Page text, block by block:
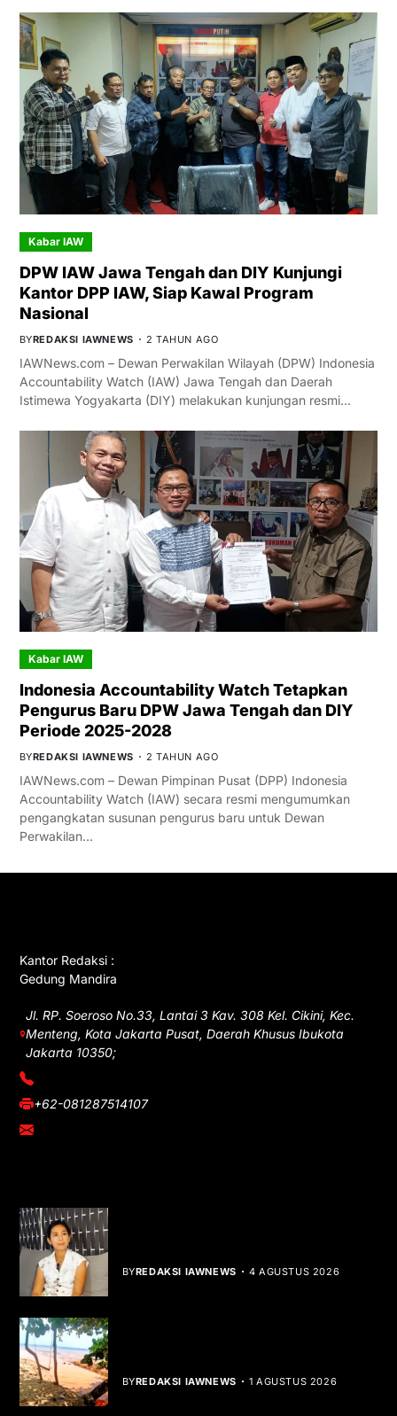
Kabar IAW
DPW IAW Jawa Tengah dan DIY Kunjungi
Kantor DPP IAW, Siap Kawal Program
Nasional
BYREDAKSI IAWNEWS 2 TAHUN AGO
IAWNews.com – Dewan Perwakilan Wilayah (DPW) Indonesia
Accountability Watch (IAW) Jawa Tengah dan Daerah
Istimewa Yogyakarta (DIY) melakukan kunjungan resmi…
Kabar IAW
Indonesia Accountability Watch Tetapkan
Pengurus Baru DPW Jawa Tengah dan DIY
Periode 2025-2028
BYREDAKSI IAWNEWS 2 TAHUN AGO
IAWNews.com – Dewan Pimpinan Pusat (DPP) Indonesia
Accountability Watch (IAW) secara resmi mengumumkan
pengangkatan susunan pengurus baru untuk Dewan
Perwakilan…
Kantor Redaksi :
Gedung Mandira
Jl. RP. Soeroso No.33, Lantai 3 Kav. 308 Kel. Cikini, Kec.
Menteng, Kota Jakarta Pusat, Daerah Khusus Ibukota
Jakarta 10350;
(021) 3908026
+62-081287514107
adm@iawnews.com
BYREDAKSI IAWNEWS 4 AGUSTUS 2026
BYREDAKSI IAWNEWS 1 AGUSTUS 2026